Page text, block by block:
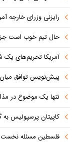
رایزنی وزرای خارجه
حال تیم خوب است جز
آمریکا تحریم‌های یک
پیش‌نویس توافق میان
تنها یک موضوع در
کاپیتان پرسپولیس
فلسطین مسئله نخست